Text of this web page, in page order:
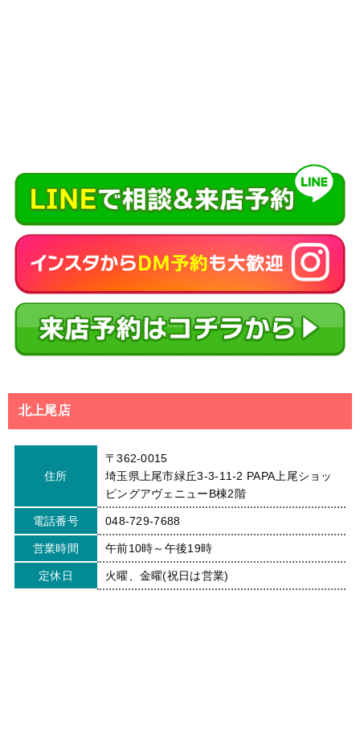
北上尾店
住所
〒362-0015
埼玉県上尾市緑丘3-3-11-2 PAPA上尾ショッ
ピングアヴェニューB棟2階
電話番号 048-729-7688
営業時間 午前10時～午後19時
定休日 火曜、金曜(祝日は営業)